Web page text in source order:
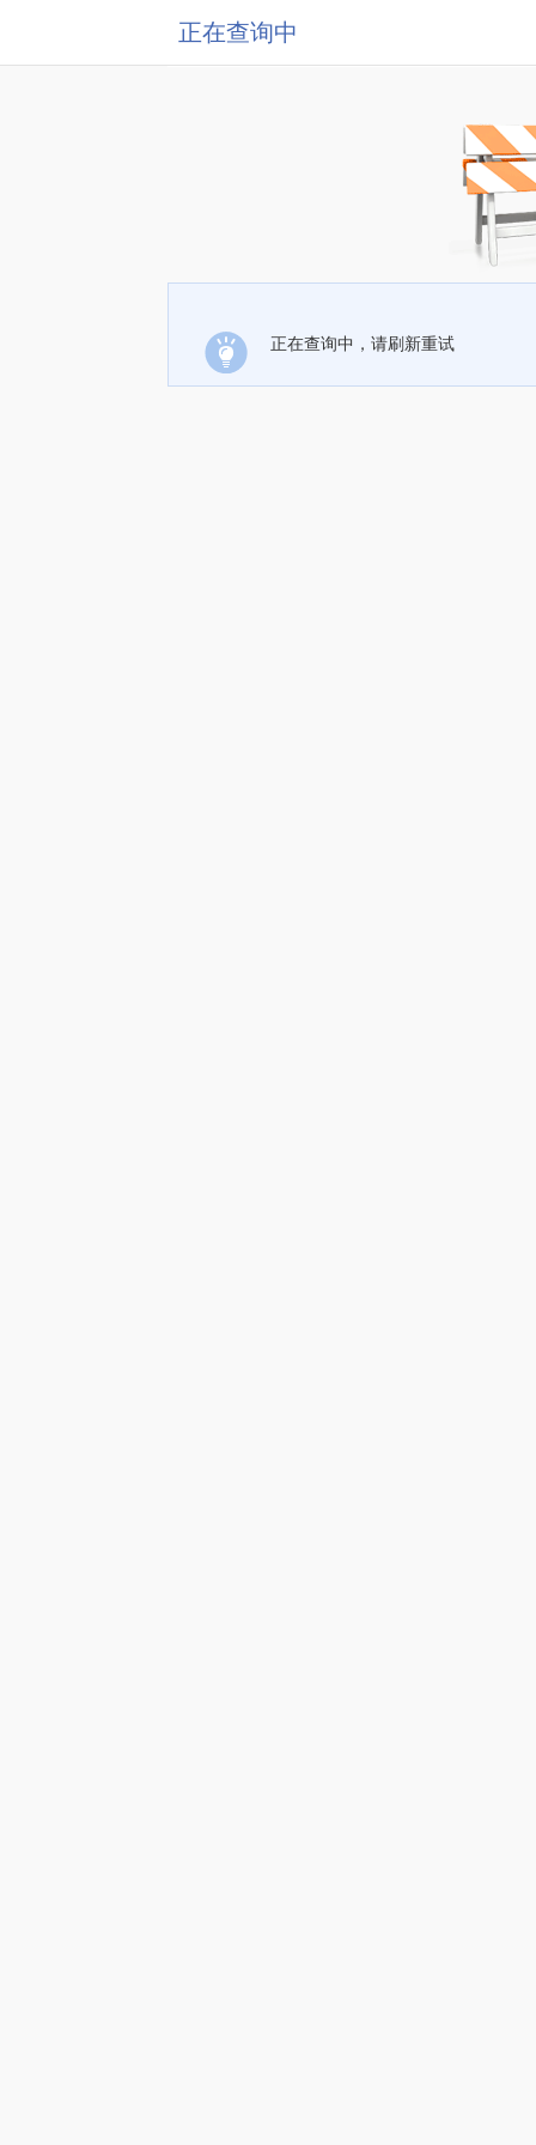
正在查询中
正在查询中，请刷新重试